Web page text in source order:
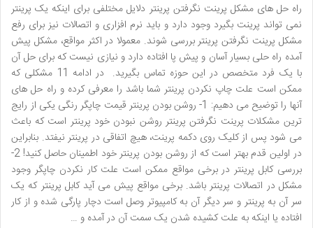
راه حل های مشکل پرینت نگرفتن پرینتر دلایل مختلفی برای اینکه یک پرینتر
نمی تواند پرینت بگیرد وجود دارد و باید نرم افزاری و اتصالات نیز برای رفع
مشکل پرینت نگرفتن پرینتر بررسی شوند. معمولا در اکثر مواقع، مشکل پیش
آمده راه حلی بسیار آسان و پیش پا افتاده دارد و نیازی نیست که برای حل آن
با یک فرد متخصص در این حوزه تماس بگیرید. در ادامه 11 مشکلی که
ممکن است علت چاپ نکردن پرینتر شما باشد را معرفی کرده و راه حل های
آنها را توضیح می دهیم: 1- روشن بودن پرینتر قیمت چاپگر رنگی یکی از رایج
ترین مشکلات پرینت نگرفتن پرینتر روشن نبودن خود پرینتر است که باعث
می شود پس از کلیک روی دکمه پرینت، هیچ اتفاقی در پرینتر نیفتد. بنابراین
در اولین قدم بهتر است که از روشن بودن پرینتر خود اطمینان حاصل کنید! 2-
بررسی کابل پرینتر در برخی مواقع ممکن است علت کار نکردن چاپگر وجود
مشکل در اتصالات پرینتر باشد. برخی مواقع پیش می آید کابل پرینتر که یک
سر آن به پرینتر و سر دیگر آن به کامپیوتر وصل است دچار پارگی شده و از کار
افتاده یا اینکه به علت کشیده شدن یک سمت آن در آمده و …